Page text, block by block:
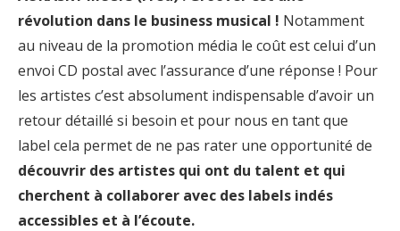
révolution dans le business musical ! Notamment
au niveau de la promotion média le coût est celui d’un
envoi CD postal avec l’assurance d’une réponse ! Pour
les artistes c’est absolument indispensable d’avoir un
retour détaillé si besoin et pour nous en tant que
label cela permet de ne pas rater une opportunité de
découvrir des artistes qui ont du talent et qui
cherchent à collaborer avec des labels indés
accessibles et à l’écoute.